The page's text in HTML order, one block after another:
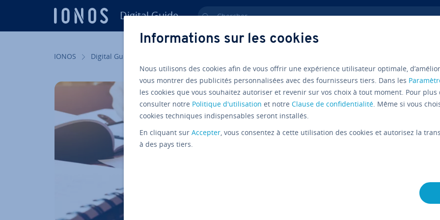
Digital Guide Chercher
IONOS Digital Guide
L’impôt
quel
et à
Lexique
Informations sur les cookies
Nous utilisons des cookies afin de vous offrir une expérience utilisateur optimale,
vous montrer des publicités personnalisées avec des fournisseurs tiers. Dans les
les cookies que vous souhaitez autoriser et revenir sur vos choix à tout moment. Pour
consulter notre Politique d'utilisation et notre Clause de confidentialité. Même si vous
cookies techniques indispensables seront installés.
En cliquant sur Accepter, vous consentez à cette utilisation des cookies et autorisez la
à des pays tiers.